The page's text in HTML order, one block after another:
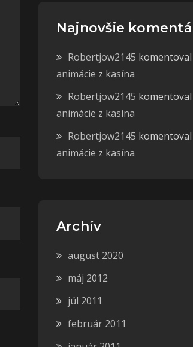
Najnovšie
Robertjow2145 komentoval
animácie z kasína
Robertjow2145 komentoval
animácie z kasína
Robertjow2145 komentoval
animácie z kasína
Archív
august 2020
máj 2012
júl 2011
február 2011